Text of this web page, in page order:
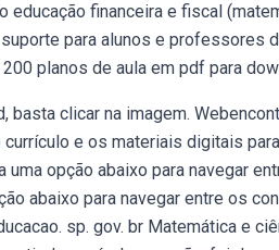
educação financeira e fiscal
para alunos e professores
planos de aula em pdf para
clicar na imagem.
e os materiais digitais
uma opção abaixo para navegar
abaixo para navegar entre os
sp. gov. br Matemática e